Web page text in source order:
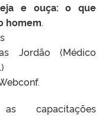
e ouça: o que
homem.
Jordão (Médico
capacitações